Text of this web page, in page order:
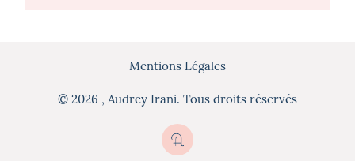
© 2026 , Audrey Irani. Tous droits réservés
Mentions Légales